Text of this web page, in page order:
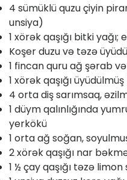
4 sümüklü quzu çiyin
unsiya)
1 xörək qaşığı bitki
Koşer duzu və təzə
1 fincan quru ağ şərab
1 xörək qaşığı
4 orta diş sarımsaq,
1 düym qalınlığında
yerkökü
1 orta ağ soğan,
2 xörək qaşığı nar
1 ½ çay qaşığı təzə limon